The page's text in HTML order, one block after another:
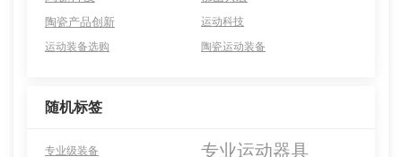
陶瓷产品创新
运动科技
运动装备选购
陶瓷运动装备
随机标签
专业级装备 专业运动器具